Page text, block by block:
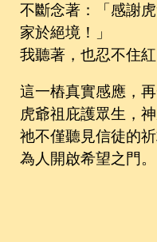
不斷念著：「感謝
家於絕境！」
我聽著，也忍不住紅
這一樁真實感應，
虎爺祖庇護眾生，
祂不僅聽見信徒的
為人開啟希望之門。